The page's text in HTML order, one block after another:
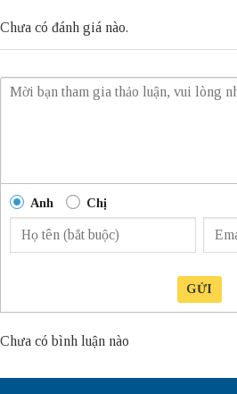
Chưa có đánh giá nào.
Anh Chị
GỬI
Chưa có bình luận nào